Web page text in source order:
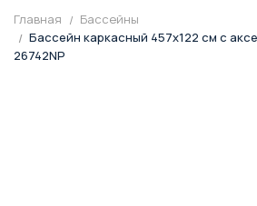
Главная
Бассейны
Бассейн каркасный 457х122 см с
26742NP